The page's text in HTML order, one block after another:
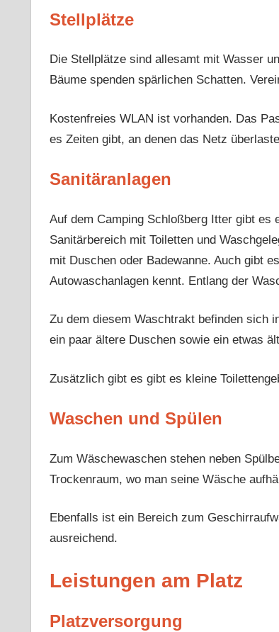
Stellplätze
Die Stellplätze sind allesamt mit Wasser
Bäume spenden spärlichen Schatten.
Kostenfreies WLAN ist vorhanden. Das
es Zeiten gibt, an denen das Netz
Sanitäranlagen
Auf dem Camping Schloßberg Itter gibt es
Sanitärbereich mit Toiletten und
mit Duschen oder Badewanne. Auch gibt
Autowaschanlagen kennt. Entlang der
Zu dem diesem Waschtrakt befinden sich
ein paar ältere Duschen sowie ein etwas
Zusätzlich gibt es gibt es kleine
Waschen und Spülen
Zum Wäschewaschen stehen neben
Trockenraum, wo man seine Wäsche
Ebenfalls ist ein Bereich zum
ausreichend.
Leistungen am Platz
Platzversorgung